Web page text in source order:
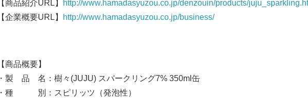
【商品紹介URL】
http://www.hamadasyuzou.co.jp/denzouin/products/
【企業概要URL】
http://www.hamadasyuzou.co.jp/business/
【商品概要】
・製 品 名：樹々(JUJU) スパークリング7% 350ml缶
・種 別：スピリッツ（発泡性）